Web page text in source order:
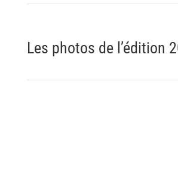
Les photos de l’édition